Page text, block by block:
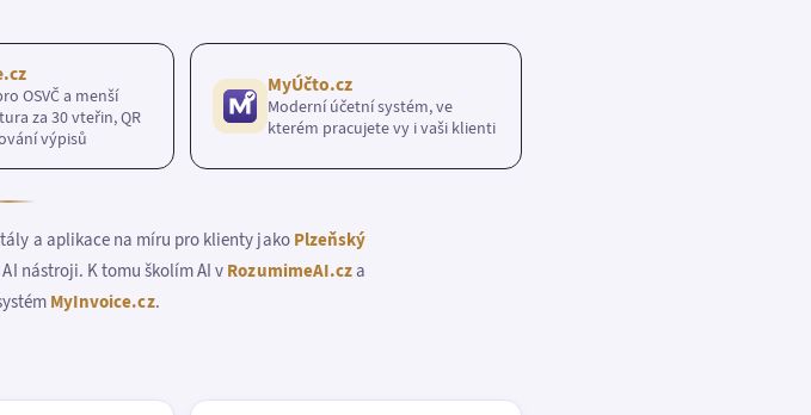
OSVČ a menší
za 30 vteřin, QR
výpisů
MyÚčto.cz
Moderní účetní systém, ve
kterém pracujete vy i vaši klienti
a aplikace na míru pro klienty jako Plzeňský
nástroji. K tomu školím AI v RozumimeAI.cza
MyInvoice.cz.